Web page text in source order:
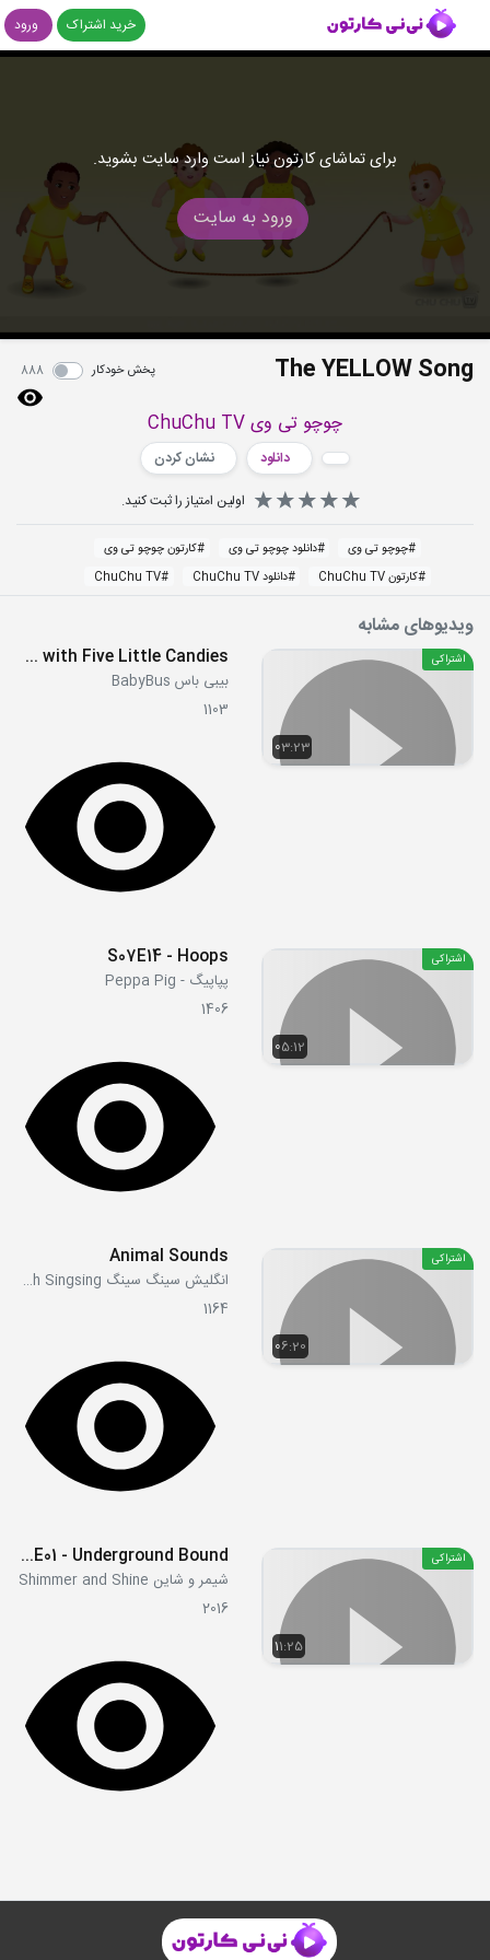
خرید اشتراک ورود
برای تماشای کارتون نیاز است وارد سایت بشوید.
ورود به سایت
The YELLOW Song پخش خودکار 888
چوچو تی وی ChuChu TV
دانلود
نشان کردن
اولین امتیاز را ثبت کنید.
#چوچو تی وی #دانلود چوچو تی وی #کارتون چوچو تی وی
#کارتون ChuChu TV #دانلود ChuChu TV #
ChuChu TV
ویدیوهای مشابه
03:23
اشتراکی Learn Colors with Five Little Candies
بیبی باس BabyBus
1103
05:12
اشتراکی S07E14 - Hoops
پپاپیگ - Peppa Pig
1406
06:20
اشتراکی Animal Sounds
انگلیش سینگ سینگ English Singsing
1164
11:25
اشتراکی S3E01 - Underground Bound
شیمر و شاین Shimmer and Shine
2016